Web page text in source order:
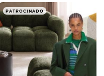
PATROCINADO